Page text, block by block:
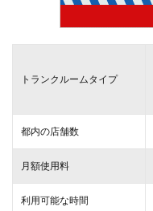
トランクルームタイプ
都内の店舗数
月額使用料
利用可能な時間